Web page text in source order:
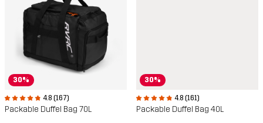
30%
4.8 (167)
Packable Duffel Bag 70L
30%
4.8 (161)
Packable Duffel Bag 40L